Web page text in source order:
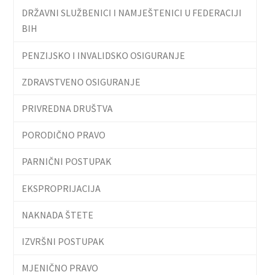
DRŽAVNI SLUŽBENICI I NAMJEŠTENICI U FEDERACIJI
BIH
PENZIJSKO I INVALIDSKO OSIGURANJE
ZDRAVSTVENO OSIGURANJE
PRIVREDNA DRUŠTVA
PORODIČNO PRAVO
PARNIČNI POSTUPAK
EKSPROPRIJACIJA
NAKNADA ŠTETE
IZVRŠNI POSTUPAK
MJENIČNO PRAVO